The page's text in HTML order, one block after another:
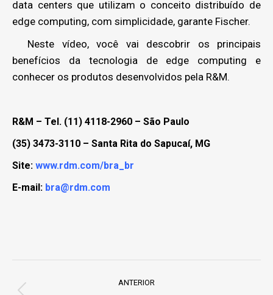
data centers que utilizam o conceito distribuído de
edge computing, com simplicidade, garante Fischer.
Neste vídeo, você vai descobrir os principais
benefícios da tecnologia de edge computing e
conhecer os produtos desenvolvidos pela R&M.
R&M – Tel. (11) 4118-2960 – São Paulo
(35) 3473-3110 – Santa Rita do Sapucaí, MG
Site: www.rdm.com/bra_br
E-mail: bra@rdm.com
navigation
ANTERIOR